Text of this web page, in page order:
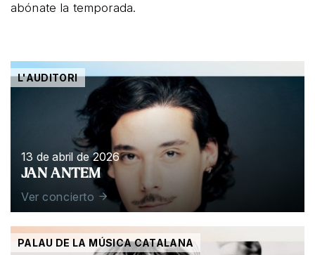
abónate la temporada.
L'AUDITORI
13 de abril de 2026
JAN ANTEM
Ver concierto
PALAU DE LA MÚSICA CATALANA